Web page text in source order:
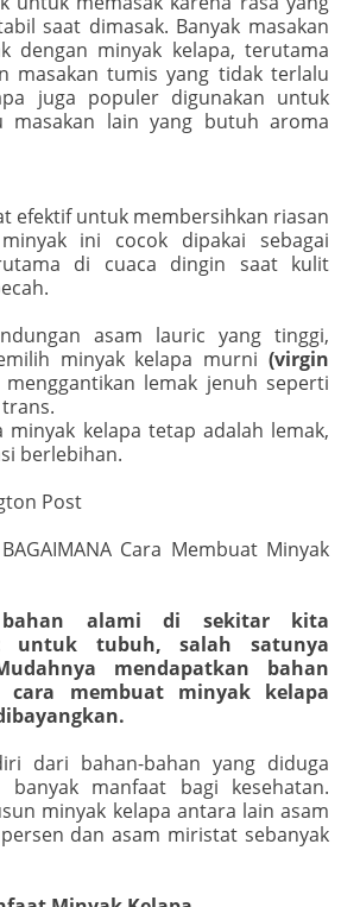
saat dimasak. Banyak masakan
dengan minyak kelapa, terutama
masakan tumis yang tidak terlalu
juga populer digunakan untuk
masakan lain yang butuh aroma
efektif untuk membersihkan riasan
ini cocok dipakai sebagai
di cuaca dingin saat kulit
asam lauric yang tinggi,
minyak kelapa murni (virgin
lemak jenuh seperti
minyak kelapa tetap adalah lemak,
berlebihan.
Post
Cara Membuat Minyak
bahan alami di sekitar kita
untuk tubuh, salah satunya
mendapatkan bahan
cara membuat minyak kelapa
dari bahan-bahan yang diduga
banyak manfaat bagi kesehatan.
minyak kelapa antara lain asam
dan asam miristat sebanyak